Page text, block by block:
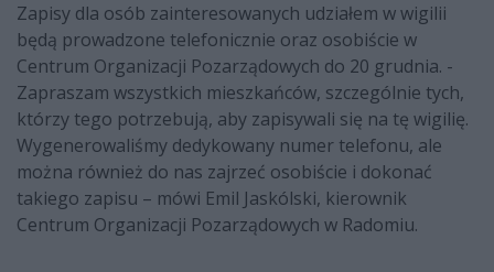
Zapisy dla osób zainteresowanych udziałem w wigilii
będą prowadzone telefonicznie oraz osobiście w
Centrum Organizacji Pozarządowych do 20 grudnia. -
Zapraszam wszystkich mieszkańców, szczególnie tych,
którzy tego potrzebują, aby zapisywali się na tę wigilię.
Wygenerowaliśmy dedykowany numer telefonu, ale
można również do nas zajrzeć osobiście i dokonać
takiego zapisu – mówi Emil Jaskólski, kierownik
Centrum Organizacji Pozarządowych w Radomiu.